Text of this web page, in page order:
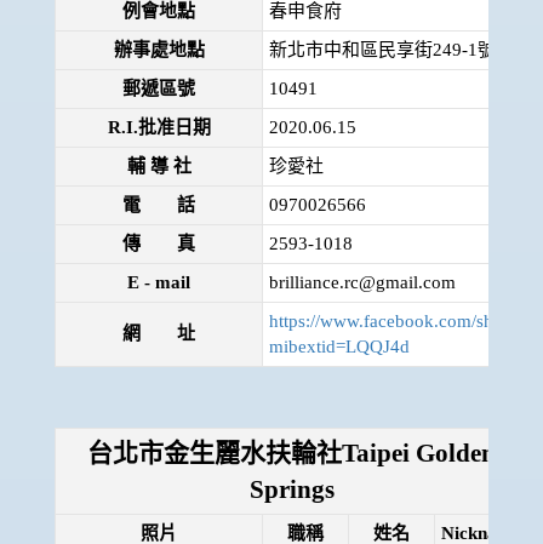
例會地點
春申食府
辦事處地點
新北市中和區民享街249-1號4樓
郵遞區號
10491
R.I.批准日期
2020.06.15
輔 導 社
珍愛社
電 話
0970026566
傳 真
2593-1018
E - mail
brilliance.rc@gmail.com
網 址
https://www.facebook.com/share/
mibextid=LQQJ4d
台北市金生麗水扶輪社Taipei Golden
Springs
照片 職稱 姓名 Nickname